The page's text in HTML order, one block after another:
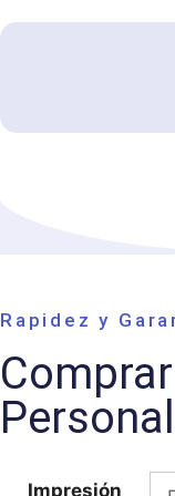
Rapidez y
Impresión